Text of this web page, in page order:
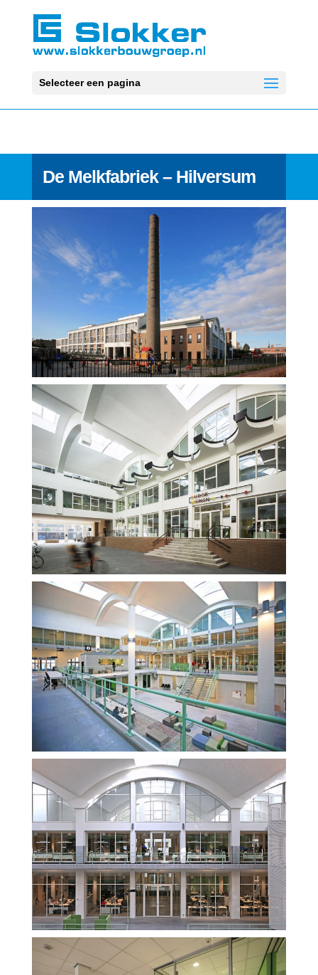
Selecteer een pagina
De Melkfabriek – Hilversum